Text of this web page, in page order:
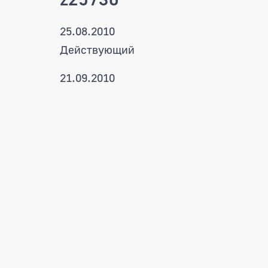
25.08.2010
Действующий
21.09.2010